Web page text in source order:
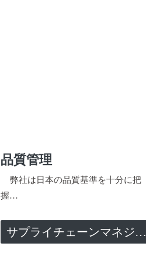
品質管理
弊社は日本の品質基準を十分に把
握…
サプライチェーンマネジメント